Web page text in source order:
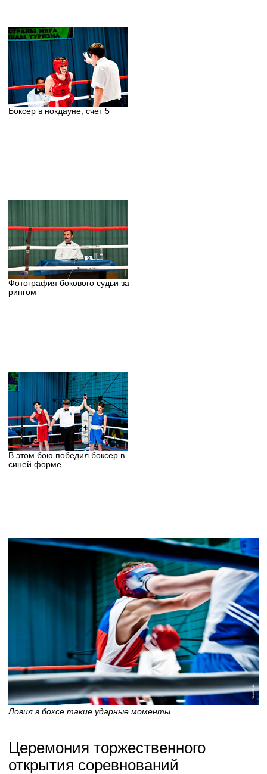
Боксер в нокдауне, счет 5
Фотография бокового судьи за
рингом
В этом бою победил боксер в
синей форме
Ловил в боксе такие ударные моменты
Церемония торжественного
открытия соревнований